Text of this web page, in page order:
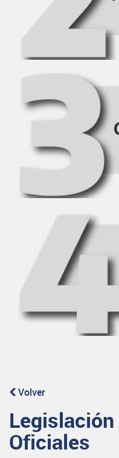
Volver
Oficiales